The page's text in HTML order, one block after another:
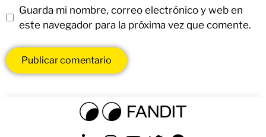
Guarda mi nombre, correo electrónico y web en
este navegador para la próxima vez que comente.